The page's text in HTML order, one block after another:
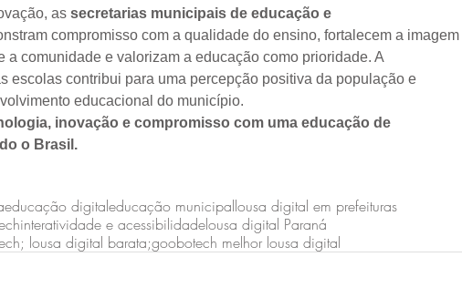
as secretarias municipais de educação e
compromisso com a qualidade do ensino, fortalecem a imagem
a comunidade e valorizam a educação como prioridade. A
escolas contribui para uma percepção positiva da população e
educacional do município.
inovação e compromisso com uma educação de
o Brasil.
educação digitaleducação municipallousa digital em prefeituras
interatividade e acessibilidadelousa digital Paraná
lousa digital barata;goobotech melhor lousa digital